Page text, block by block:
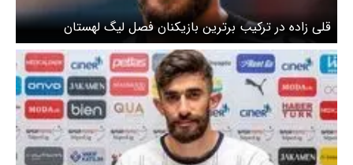
قلی زاده در ترکیب برترین بازیکنان فصل لیگ لهستان